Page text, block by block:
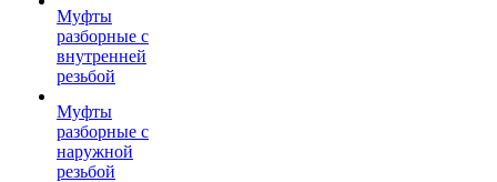
Муфты
разборные с
внутренней
резьбой
Муфты
разборные с
наружной
резьбой